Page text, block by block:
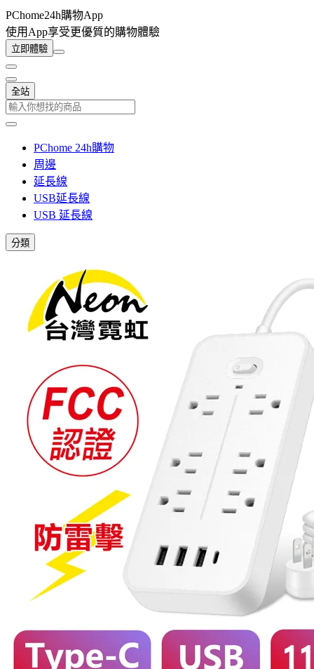
PChome24h購物App
使用App享受更優質的購物體驗
立即體驗
全站
PChome 24h購物
周邊
延長線
USB延長線
USB 延長線
分類